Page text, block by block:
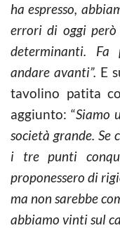
ha espresso,
errori di oggi
determinanti. Fa
andare avanti”. E
tavolino patita
aggiunto: “Siamo
società grande.
i tre punti
proponessero di
ma non sarebbe
abbiamo vinti sul